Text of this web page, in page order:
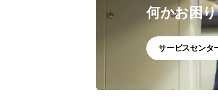
何かお困
サービスセンタ